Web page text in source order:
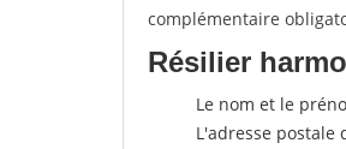
complémentaire
Résilier
Le nom et le
L'adresse